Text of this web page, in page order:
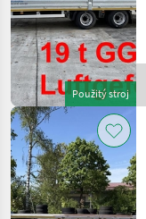
Použitý stroj